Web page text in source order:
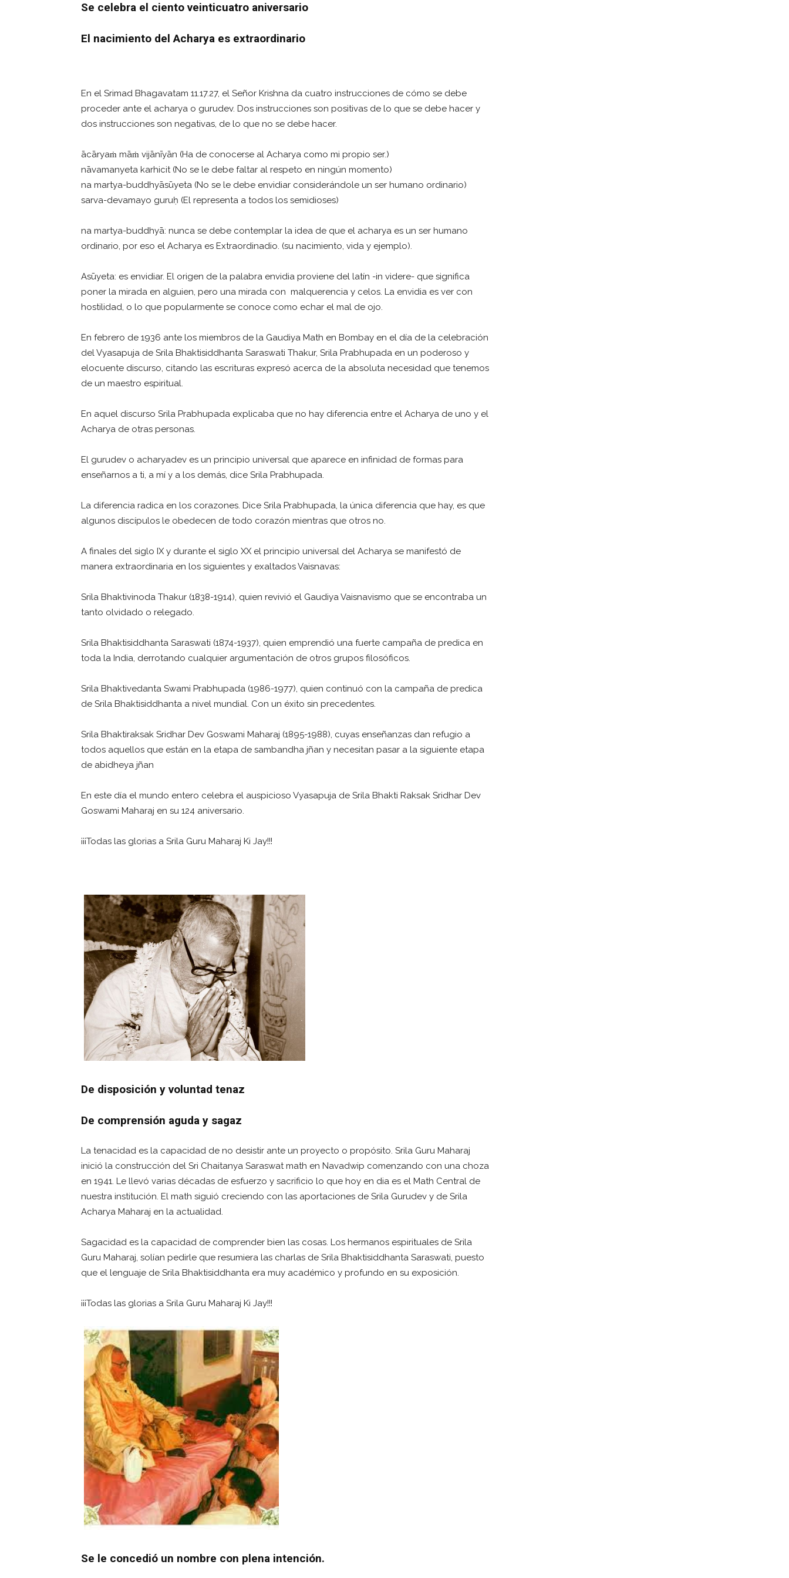
Se celebra el ciento veinticuatro aniversario
El nacimiento del Acharya es extraordinario
En el Srimad Bhagavatam 11.17.27, el Señor Krishna da cuatro instrucciones de cómo se debe
proceder ante el acharya o gurudev. Dos instrucciones son positivas de lo que se debe hacer y
dos instrucciones son negativas, de lo que no se debe hacer.
ācāryaṁ māṁ vijānīyān (Ha de conocerse al Acharya como mi propio ser.)
nāvamanyeta karhicit (No se le debe faltar al respeto en ningún momento)
na martya-buddhyāsūyeta (No se le debe envidiar considerándole un ser humano ordinario)
sarva-devamayo guruḥ (El representa a todos los semidioses)
na martya-buddhyā: nunca se debe contemplar la idea de que el acharya es un ser humano
ordinario, por eso el Acharya es Extraordinadio. (su nacimiento, vida y ejemplo).
Asūyeta: es envidiar. El origen de la palabra envidia proviene del latín -in videre- que significa
poner la mirada en alguien, pero una mirada con malquerencia y celos. La envidia es ver con
hostilidad, o lo que popularmente se conoce como echar el mal de ojo.
En febrero de 1936 ante los miembros de la Gaudiya Math en Bombay en el día de la celebración
del Vyasapuja de Srila Bhaktisiddhanta Saraswati Thakur, Srila Prabhupada en un poderoso y
elocuente discurso, citando las escrituras expresó acerca de la absoluta necesidad que tenemos
de un maestro espiritual.
En aquel discurso Srila Prabhupada explicaba que no hay diferencia entre el Acharya de uno y el
Acharya de otras personas.
El gurudev o acharyadev es un principio universal que aparece en infinidad de formas para
enseñarnos a ti, a mí y a los demás, dice Srila Prabhupada.
La diferencia radica en los corazones. Dice Srila Prabhupada, la única diferencia que hay, es que
algunos discípulos le obedecen de todo corazón mientras que otros no.
A finales del siglo IX y durante el siglo XX el principio universal del Acharya se manifestó de
manera extraordinaria en los siguientes y exaltados Vaisnavas:
Srila Bhaktivinoda Thakur (1838-1914), quien revivió el Gaudiya Vaisnavismo que se encontraba un
tanto olvidado o relegado.
Srila Bhaktisiddhanta Saraswati (1874-1937), quien emprendió una fuerte campaña de predica en
toda la India, derrotando cualquier argumentación de otros grupos filosóficos.
Srila Bhaktivedanta Swami Prabhupada (1986-1977), quien continuó con la campaña de predica
de Srila Bhaktisiddhanta a nivel mundial. Con un éxito sin precedentes.
Srila Bhaktiraksak Sridhar Dev Goswami Maharaj (1895-1988), cuyas enseñanzas dan refugio a
todos aquellos que están en la etapa de sambandha jñan y necesitan pasar a la siguiente etapa
de abidheya jñan
En este día el mundo entero celebra el auspicioso Vyasapuja de Srila Bhakti Raksak Sridhar Dev
Goswami Maharaj en su 124 aniversario.
¡¡¡Todas las glorias a Srila Guru Maharaj Ki Jay!!!
De disposición y voluntad tenaz
De comprensión aguda y sagaz
La tenacidad es la capacidad de no desistir ante un proyecto o propósito. Srila Guru Maharaj
inició la construcción del Sri Chaitanya Saraswat math en Navadwip comenzando con una choza
en 1941. Le llevó varias décadas de esfuerzo y sacrificio lo que hoy en dia es el Math Central de
nuestra institución. El math siguió creciendo con las aportaciones de Srila Gurudev y de Srila
Acharya Maharaj en la actualidad.
Sagacidad es la capacidad de comprender bien las cosas. Los hermanos espirituales de Srila
Guru Maharaj, solían pedirle que resumiera las charlas de Srila Bhaktisiddhanta Saraswati, puesto
que el lenguaje de Srila Bhaktisiddhanta era muy académico y profundo en su exposición.
¡¡¡Todas las glorias a Srila Guru Maharaj Ki Jay!!!
Se le concedió un nombre con plena intención.